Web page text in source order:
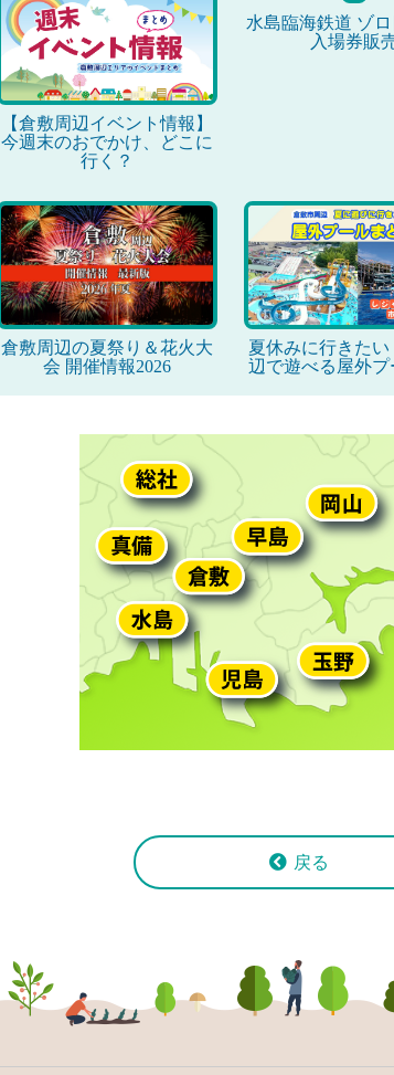
【倉敷周辺イベント情報】
今週末のおでかけ、どこに
行く？
水島臨海鉄道 ゾ
入場券販
倉敷周辺の夏祭り＆花火大
会 開催情報2026
夏休みに行きたい
辺で遊べる屋外プ
戻る